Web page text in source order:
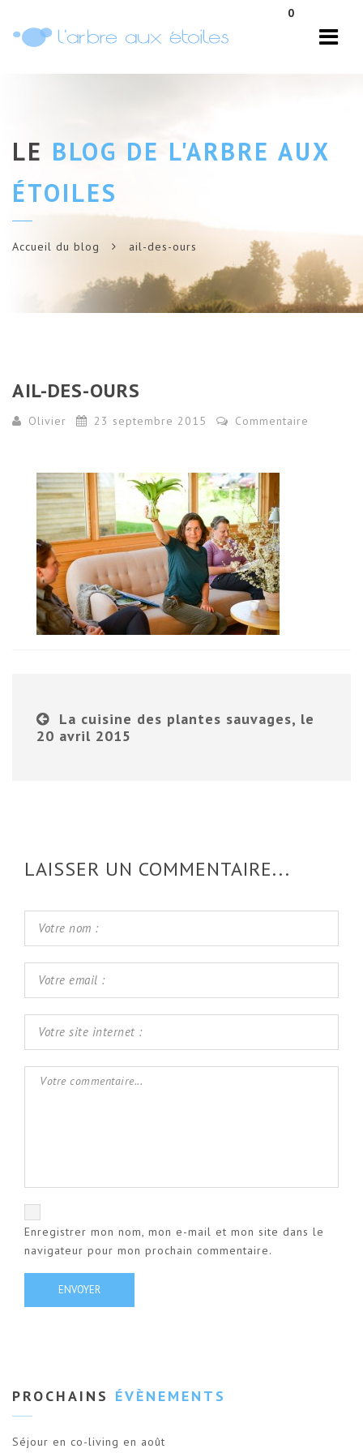
0
LE BLOG DE L'ARBRE AUX
ÉTOILES
Accueil du blog ail-des-ours
AIL-DES-OURS
Olivier 23 septembre 2015 Commentaire
La cuisine des plantes sauvages, le
20 avril 2015
LAISSER UN COMMENTAIRE...
Enregistrer mon nom, mon e-mail et mon site dans le
navigateur pour mon prochain commentaire.
PROCHAINS ÉVÈNEMENTS
Séjour en co-living en août